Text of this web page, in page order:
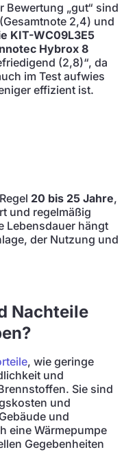
Bewertung „gut“ sind
(Gesamtnote 2,4) und
KIT-WC09L3E5
Hybrox 8
(2,8)“, da
im Test aufwies
effizient ist.
20 bis 25 Jahre,
und regelmäßig
Lebensdauer hängt
der Nutzung und
Nachteile
, wie geringe
und
Sie sind
und
und
eine Wärmepumpe
Gegebenheiten